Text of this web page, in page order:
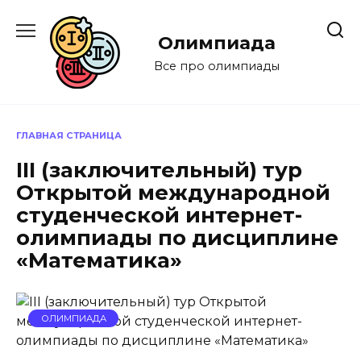
содержанию
Олимпиада
Все про олимпиады
ГЛАВНАЯ СТРАНИЦА
III (заключительный) тур
Открытой международной
студенческой интернет-
олимпиады по дисциплине
«Математика»
ОЛИМПИАДА